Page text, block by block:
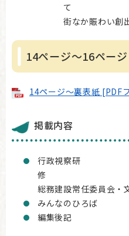
街なか賑わい創
14ページ～16ページ
14ページ～裏表紙 [PDF
掲載内容
行政視察研
総務建設常任委員会・
みんなのひろば
編集後記